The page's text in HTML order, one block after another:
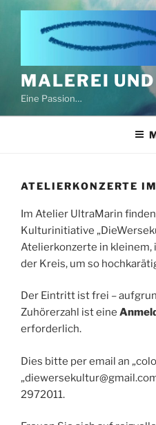
Zum
MALEREI
Eine Passion…
ATELIERKONZERTE
Im Atelier UltraMarin
Kulturinitiative
Atelierkonzerte in kleinem,
der Kreis, um so
Der Eintritt ist frei –
Zuhörerzahl ist eine
erforderlich.
Dies bitte per email an
2972011.